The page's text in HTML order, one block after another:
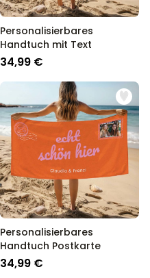
Personalisierbares
Handtuch mit Text
34,99 €
Personalisierbares
Handtuch Postkarte
34,99 €